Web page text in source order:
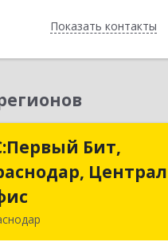
Показать контакты
Назад
Бит,